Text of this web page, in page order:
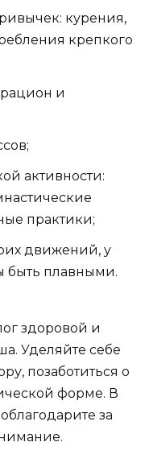
курения,
крепкого
и
активности:
практики;
движений, у
быть плавными.
здоровой и
Уделяйте себе
позаботиться о
форме. В
за